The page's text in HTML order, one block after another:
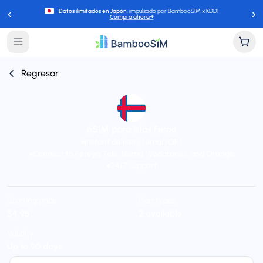
‹ Datos ilimitados en Japón, impulsado por BambooSIM x KDDI
Compra ahora→ ›
Regresar